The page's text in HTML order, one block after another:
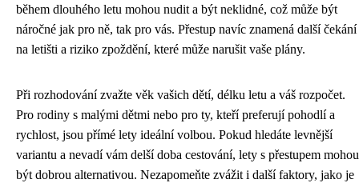
během dlouhého letu mohou nudit a být neklidné, což může být
náročné jak pro ně, tak pro vás. Přestup navíc znamená další čekání
na letišti a riziko zpoždění, které může narušit vaše plány.
Při rozhodování zvažte věk vašich dětí, délku letu a váš rozpočet.
Pro rodiny s malými dětmi nebo pro ty, kteří preferují pohodlí a
rychlost, jsou přímé lety ideální volbou. Pokud hledáte levnější
variantu a nevadí vám delší doba cestování, lety s přestupem mohou
být dobrou alternativou. Nezapomeňte zvážit i další faktory, jako je